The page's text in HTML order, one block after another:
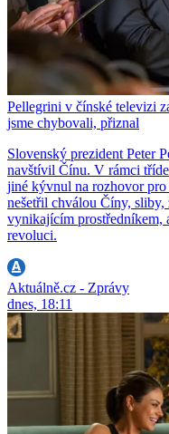
Pellegrini v čínské televizi
jsme chybovali, přiznal
Slovenský prezident Peter
navštívil Čínu. V rámci
jiné kývnul na rozhovor
nešetřil chválou Číny,
vynikajícím prostředníkem,
revoluci.
Aktuálně.cz - Zprávy
dnes, 18:11